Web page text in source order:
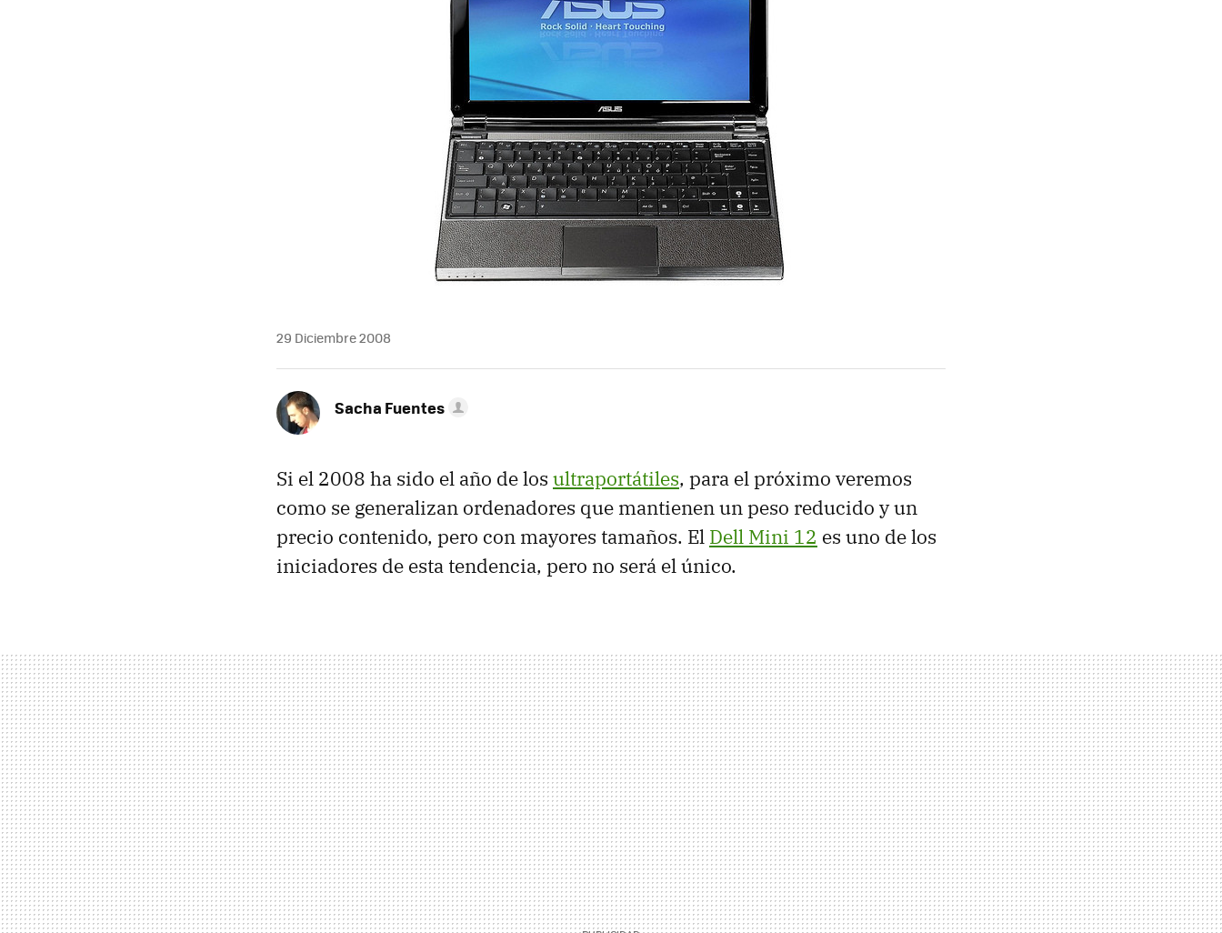
29 Diciembre 2008
Sacha Fuentes
Si el 2008 ha sido el año de los ultraportátiles, para el próximo veremos
como se generalizan ordenadores que mantienen un peso reducido y un
precio contenido, pero con mayores tamaños. El Dell Mini 12 es uno de los
iniciadores de esta tendencia, pero no será el único.